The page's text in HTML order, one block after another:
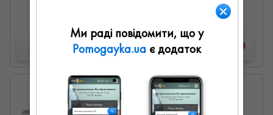
Запропонувати роботу
Олена Валентинівна
0 0 0
Ми раді повідомити, що у
Pomogayka.ua є додаток